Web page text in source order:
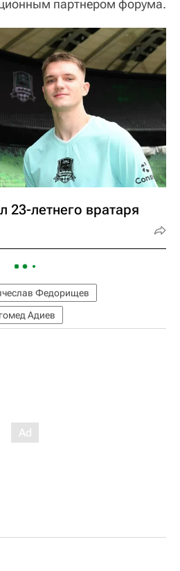
партнером форума.
23-летнего вратаря
Федорищев
Адиев